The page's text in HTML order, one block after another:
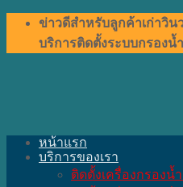
Skip
content
ข่าวดีสำหรับลูกค้าเก่าวิน
บริการติดตั้งระบบกรองน้
หน้าแรก
บริการของเรา
ติดตั้งเครื่องกรองน้